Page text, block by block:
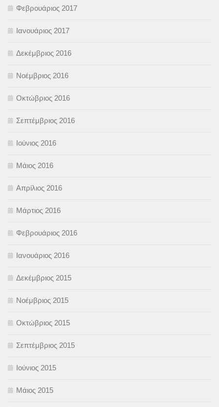
Φεβρουάριος 2017
Ιανουάριος 2017
Δεκέμβριος 2016
Νοέμβριος 2016
Οκτώβριος 2016
Σεπτέμβριος 2016
Ιούνιος 2016
Μάιος 2016
Απρίλιος 2016
Μάρτιος 2016
Φεβρουάριος 2016
Ιανουάριος 2016
Δεκέμβριος 2015
Νοέμβριος 2015
Οκτώβριος 2015
Σεπτέμβριος 2015
Ιούνιος 2015
Μάιος 2015